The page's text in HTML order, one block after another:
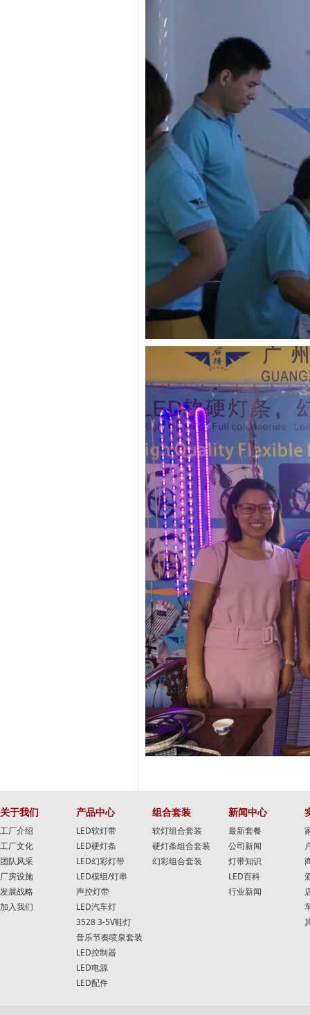
关于我们
工厂介绍
工厂文化
团队风采
厂房设施
发展战略
加入我们
产品中心
LED软灯带
LED硬灯条
LED幻彩灯带
LED模组/灯串
声控灯带
LED汽车灯
3528 3-5V鞋灯
音乐节奏喷泉套装
LED控制器
LED电源
LED配件
组合套装
软灯组合套装
硬灯条组合套装
幻彩组合套装
新闻中心
最新套餐
公司新闻
灯带知识
LED百科
行业新闻